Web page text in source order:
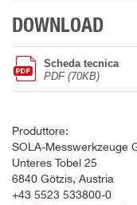
DOWNLOAD
Scheda tecnica
PDF (70KB)
Produttore:
SOLA-Messwerkzeuge
Unteres Tobel 25
6840 Götzis, Austria
+43 5523 533800-0